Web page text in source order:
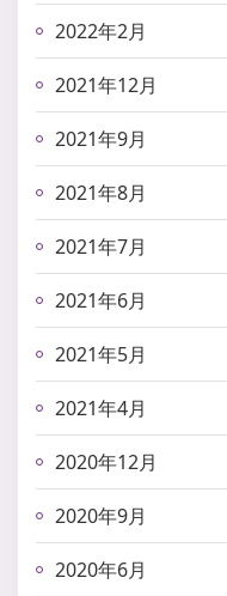
2022年2月
2021年12月
2021年9月
2021年8月
2021年7月
2021年6月
2021年5月
2021年4月
2020年12月
2020年9月
2020年6月